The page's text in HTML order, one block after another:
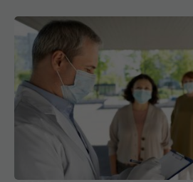
COVID-19 revine în România.
02 sep 2025, 15:51